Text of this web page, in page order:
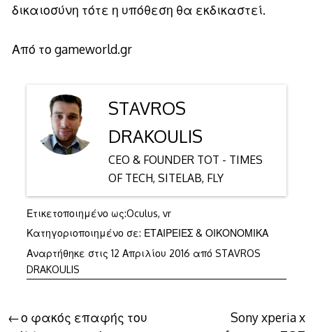
δικαιοσύνη τότε η υπόθεση θα εκδικαστεί.
Από το gameworld.gr
STAVROS
DRAKOULIS
CEO & FOUNDER TOT - TIMES
OF TECH, SITELAB, FLY
Ετικετοποιημένο ως:Oculus, vr
Κατηγοριοποιημένο σε: ΕΤΑΙΡΕΙΕΣ & ΟΙΚΟΝΟΜΙΚΑ
Αναρτήθηκε στις 12 Απριλίου 2016 από STAVROS
DRAKOULIS
Πλοήγηση
ο φακός επαφής του
Sony xperia x